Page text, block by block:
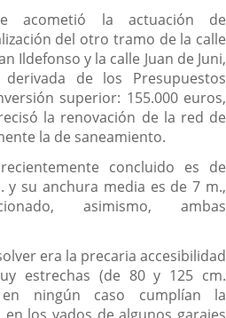
acometió la actuación de
del otro tramo de la calle
Ildefonso y la calle Juan de Juni,
de los Presupuestos
superior: 155.000 euros,
la renovación de la red de
la de saneamiento.
concluido es de
y su anchura media es de 7 m.,
asimismo, ambas
era la precaria accesibilidad
estrechas (de 80 y 125 cm.
en ningún caso cumplían la